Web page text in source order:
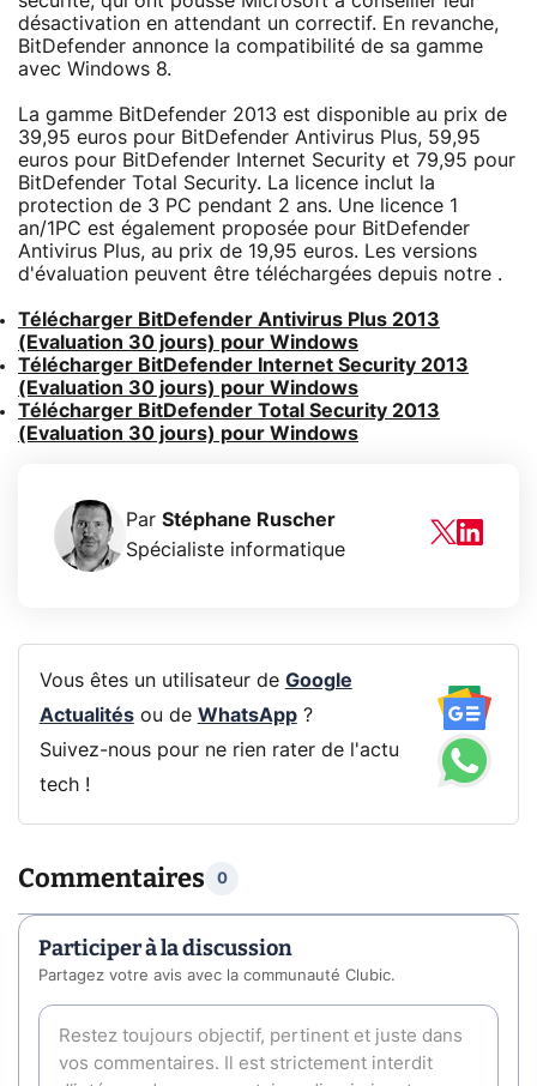
désactivation en attendant un correctif. En revanche,
BitDefender annonce la compatibilité de sa gamme
avec Windows 8.
La gamme BitDefender 2013 est disponible au prix de
39,95 euros pour BitDefender Antivirus Plus, 59,95
euros pour BitDefender Internet Security et 79,95 pour
BitDefender Total Security. La licence inclut la
protection de 3 PC pendant 2 ans. Une licence 1
an/1PC est également proposée pour BitDefender
Antivirus Plus, au prix de 19,95 euros. Les versions
d'évaluation peuvent être téléchargées depuis notre .
Télécharger BitDefender Antivirus Plus 2013
(Evaluation 30 jours) pour Windows
Télécharger BitDefender Internet Security 2013
(Evaluation 30 jours) pour Windows
Télécharger BitDefender Total Security 2013
(Evaluation 30 jours) pour Windows
Par Stéphane Ruscher
Spécialiste informatique
Vous êtes un utilisateur de Google
Actualitésou de WhatsApp?
Suivez-nous pour ne rien rater de l'actu
tech !
Commentaires 0
Participer à la discussion
Partagez votre avis avec la communauté Clubic.